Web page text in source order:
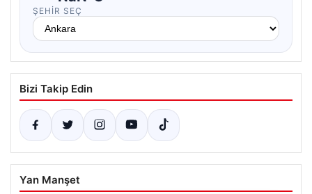
ŞEHIR SEÇ
Bizi Takip Edin
Yan Manşet